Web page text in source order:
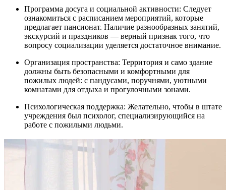
Программа досуга и социальной активности: Следует
ознакомиться с расписанием мероприятий, которые
предлагает пансионат. Наличие разнообразных занятий,
экскурсий и праздников — верный признак того, что
вопросу социализации уделяется достаточное внимание.
Организация пространства: Территория и само здание
должны быть безопасными и комфортными для
пожилых людей: с пандусами, поручнями, уютными
комнатами для отдыха и прогулочными зонами.
Психологическая поддержка: Желательно, чтобы в штате
учреждения был психолог, специализирующийся на
работе с пожилыми людьми.